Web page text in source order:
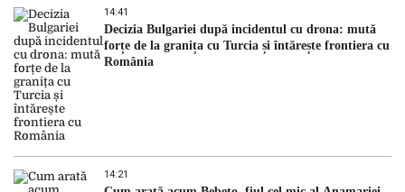
14:41
Decizia Bulgariei după incidentul cu drona: mută
forțe de la granița cu Turcia și întărește frontiera cu
România
14:21